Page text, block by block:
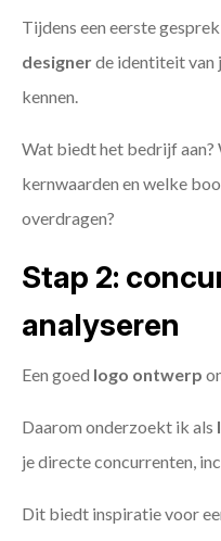
Tijdens een eerste
designerde identiteit van
kennen.
Wat biedt het bedrijf aan?
kernwaarden en welke
overdragen?
Stap 2:
analyseren
Een goed logo ontwerp
Daarom onderzoekt ik als
je directe concurrenten,
Dit biedt inspiratie voor